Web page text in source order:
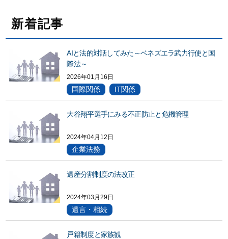
新着記事
AIと法的対話してみた～ベネズエラ武力行使と国
際法～
2026年01月16日
国際関係 IT関係
大谷翔平選手にみる不正防止と危機管理
2024年04月12日
企業法務
遺産分割制度の法改正
2024年03月29日
遺言・相続
戸籍制度と家族観